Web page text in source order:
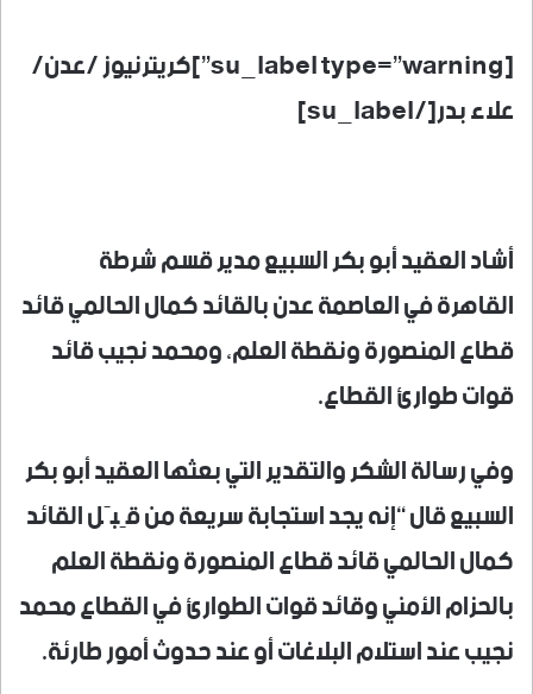
[su_label type=”warning”]كريترنيوز /عدن/
علاء بدر[/su_label]
أشاد العقيد أبو بكر السبيع مدير قسم شرطة
القاهرة في العاصمة عدن بالقائد كمال الحالمي قائد
قطاع المنصورة ونقطة العلم، ومحمد نجيب قائد
قوات طوارئ القطاع.
وفي رسالة الشكر والتقدير التي بعثها العقيد أبو بكر
السبيع قال “إنه يجد استجابة سريعة من قِبَل القائد
كمال الحالمي قائد قطاع المنصورة ونقطة العلم
بالحزام الأمني وقائد قوات الطوارئ في القطاع محمد
نجيب عند استلام البلاغات أو عند حدوث أمور طارئة.